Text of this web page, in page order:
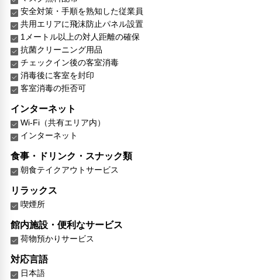
安全対策・手順を熟知した従業員
共用エリアに飛沫防止パネル設置
1メートル以上の対人距離の確保
抗菌クリーニング用品
チェックイン後の客室消毒
消毒後に客室を封印
客室消毒の拒否可
インターネット
Wi-Fi（共有エリア内）
インターネット
食事・ドリンク・スナック類
朝食テイクアウトサービス
リラックス
喫煙所
館内施設・便利なサービス
荷物預かりサービス
対応言語
日本語